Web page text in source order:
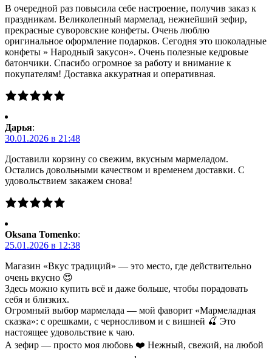
В очередной раз повысила себе настроение, получив заказ к
праздникам. Великолепный мармелад, нежнейший зефир,
прекрасные суворовские конфеты. Очень люблю
оригинальное оформление подарков. Сегодня это шоколадные
конфеты » Народный закусон». Очень полезные кедровые
батончики. Спасибо огромное за работу и внимание к
покупателям! Доставка аккуратная и оперативная.
Дарья:
30.01.2026 в 21:48
Доставили корзину со свежим, вкусным мармеладом.
Остались довольными качеством и временем доставки. С
удовольствием закажем снова!
Oksana Tomenko:
25.01.2026 в 12:38
Магазин «Вкус традиций» — это место, где действительно
очень вкусно 😍
Здесь можно купить всё и даже больше, чтобы порадовать
себя и близких.
Огромный выбор мармелада — мой фаворит «Мармеладная
сказка»: с орешками, с черносливом и с вишней 🍒 Это
настоящее удовольствие к чаю.
А зефир — просто моя любовь ❤️ Нежный, свежий, на любой